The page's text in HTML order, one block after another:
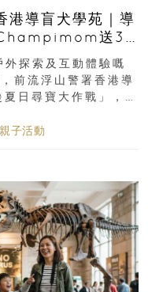
港導盲犬學苑｜導
送3
探索及互動體驗嘅
前流浮山警署香港導
日尋寶大作戰」，家
親子活動